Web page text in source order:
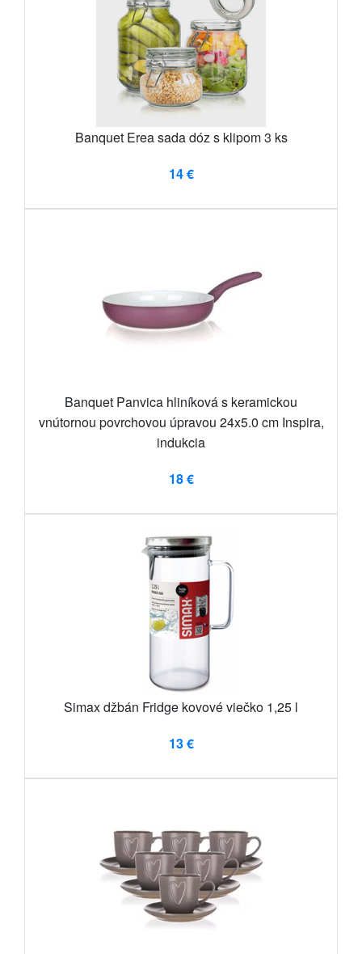
Banquet Erea sada dóz s klipom 3 ks
14 €
Banquet Panvica hliníková s keramickou
vnútornou povrchovou úpravou 24x5.0 cm Inspira,
indukcia
18 €
Simax džbán Fridge kovové viečko 1,25 l
13 €